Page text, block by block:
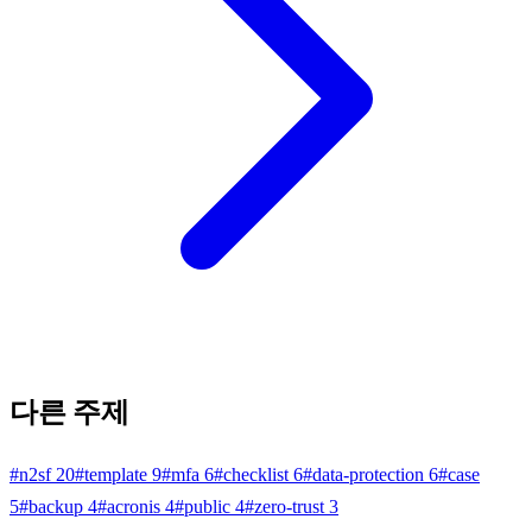
다른 주제
#n2sf 20#template 9#mfa 6#checklist 6#data-protection 6#case
5#backup 4#acronis 4#public 4#zero-trust 3